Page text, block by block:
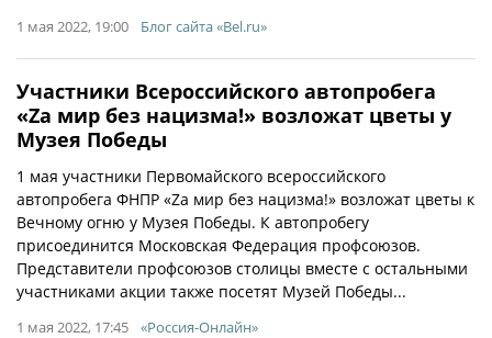
1 мая 2022, 19:00 Блог сайта «Bel.ru»
Участники Всероссийского автопробега
«Zа мир без нацизма!» возложат цветы у
Музея Победы
1 мая участники Первомайского всероссийского
автопробега ФНПР «Zа мир без нацизма!» возложат цветы к
Вечному огню у Музея Победы. К автопробегу
присоединится Московская Федерация профсоюзов.
Представители профсоюзов столицы вместе с остальными
участниками акции также посетят Музей Победы...
1 мая 2022, 17:45 «Россия-Онлайн»